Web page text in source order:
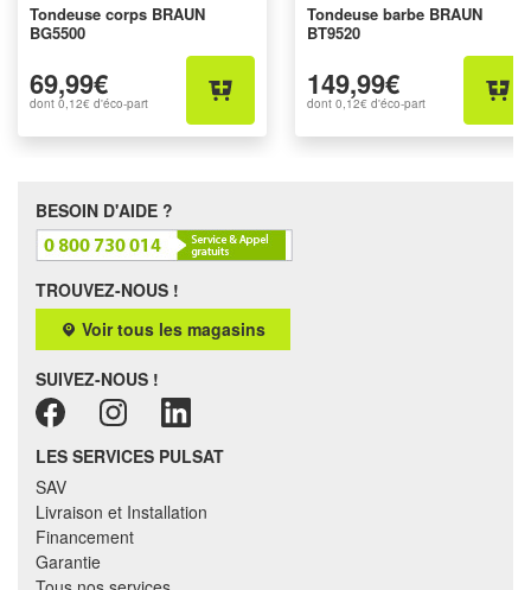
Tondeuse corps BRAUN
BG5500
69,99€
dont 0,12€ d'éco-part
Tondeuse barbe BRAUN
BT9520
149,99€
dont 0,12€ d'éco-part
BESOIN D'AIDE ?
TROUVEZ-NOUS !
Voir tous les magasins
SUIVEZ-NOUS !
LES SERVICES PULSAT
SAV
Livraison et Installation
Financement
Garantie